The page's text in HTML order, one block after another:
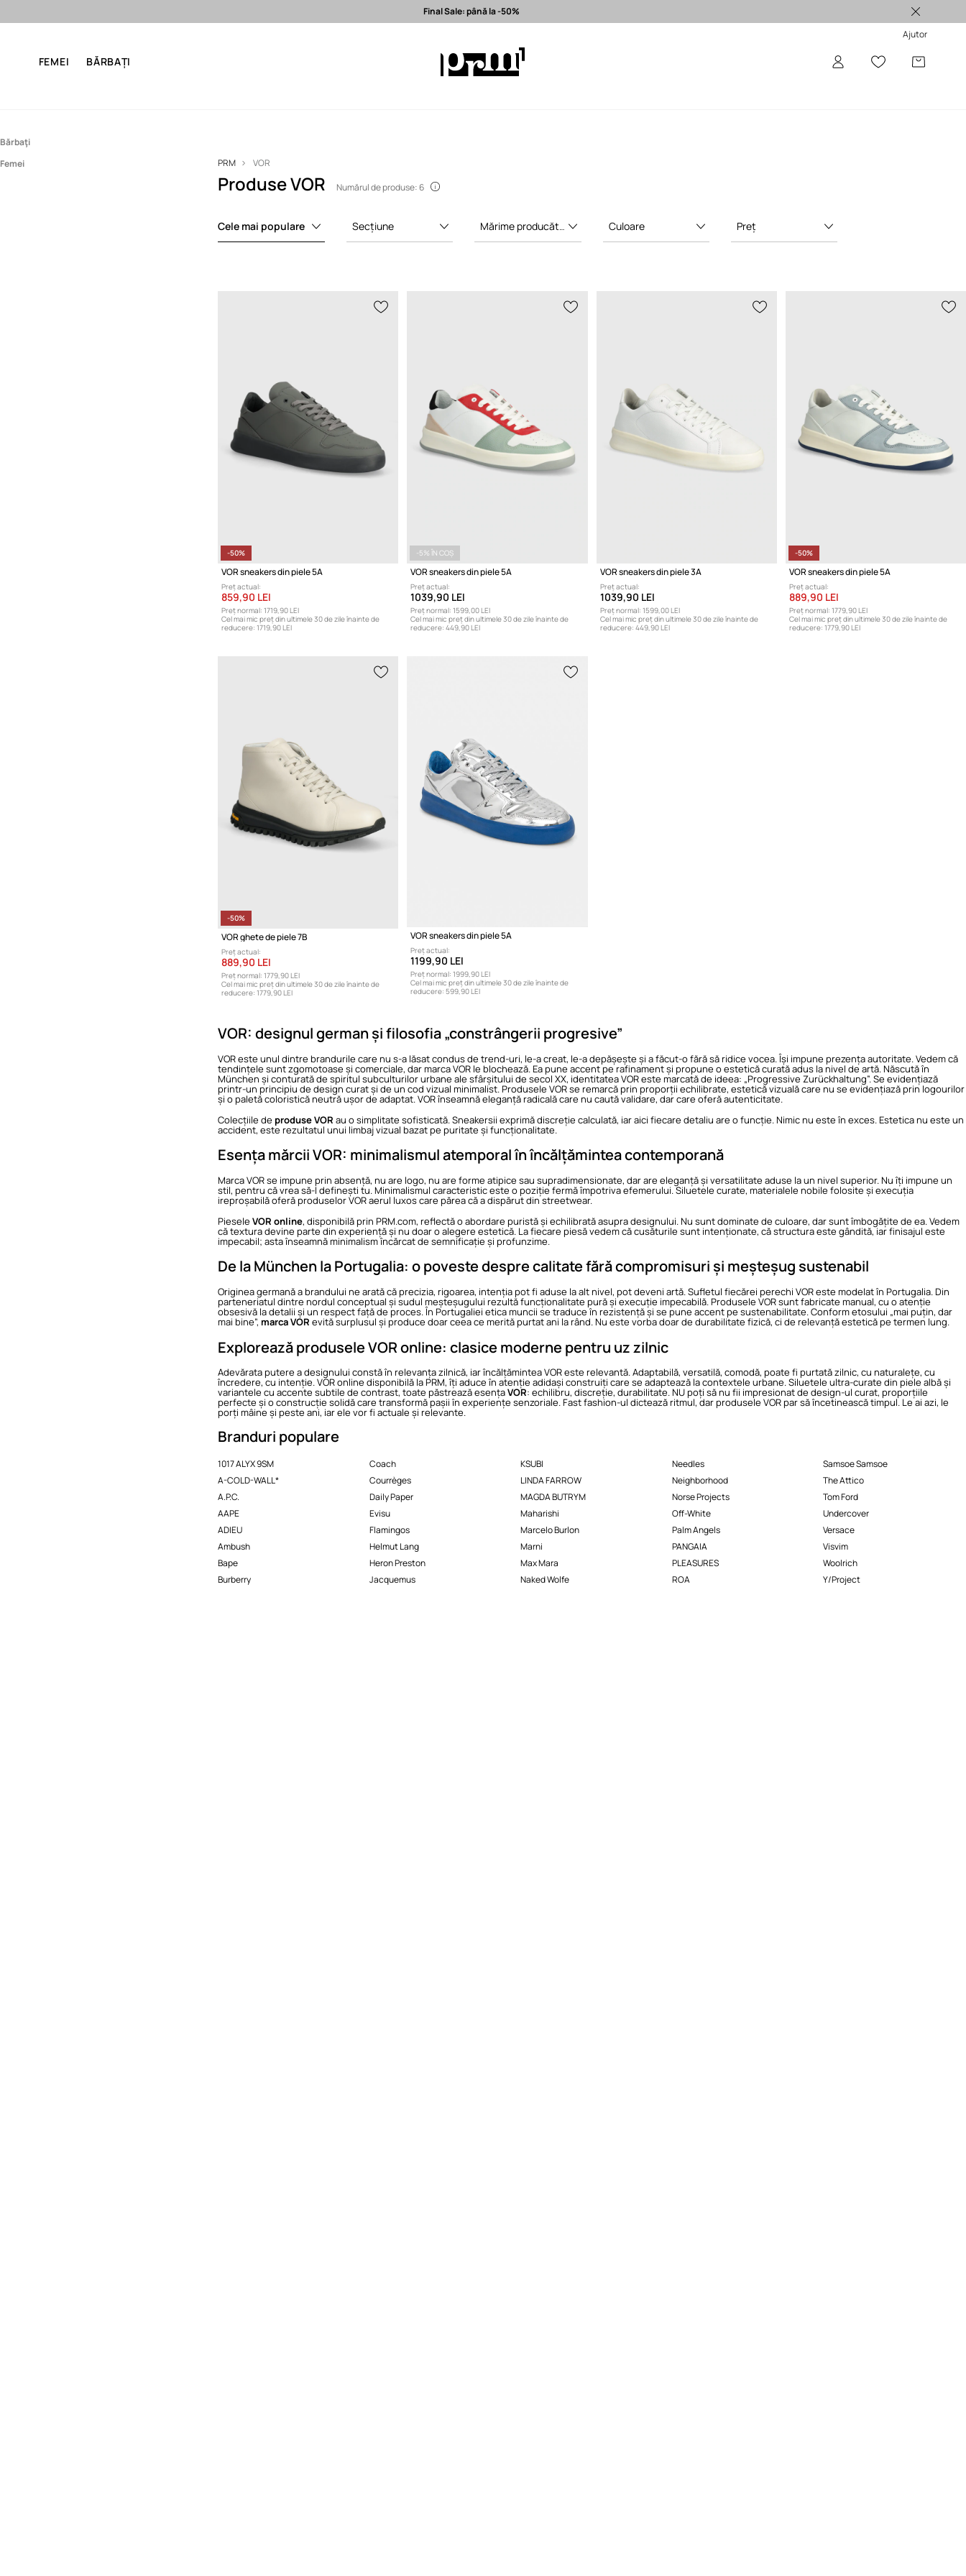
Expediere în 24h > Branduri premium selectate >
Final Sale: până la -50%
Ajutor
FEMEI BĂRBAȚI
Bărbaţi
Încălțăminte
Femei
PRM VOR
Produse VOR Numărul de produse: 6
Cele mai populare Secțiune Mărime producător Culoare Preț
-50%
VOR sneakers din piele 5A
Preț actual:
859,90 LEI
Preț normal: 1719,90 LEI
Cel mai mic preț din ultimele 30 de zile înainte de
reducere: 1719,90 LEI
-5% ÎN COȘ
VOR sneakers din piele 5A
Preț actual:
1039,90 LEI
Preț normal: 1599,00 LEI
Cel mai mic preț din ultimele 30 de zile înainte de
reducere: 449,90 LEI
VOR sneakers din piele 3A
Preț actual:
1039,90 LEI
Preț normal: 1599,00 LEI
Cel mai mic preț din ultimele 30 de zile înainte de
reducere: 449,90 LEI
-50%
VOR sneakers din piele 5A
Preț actual:
889,90 LEI
Preț normal: 1779,90 LEI
Cel mai mic preț din ultimele 30 de zile înainte de
reducere: 1779,90 LEI
-50%
VOR ghete de piele 7B
Preț actual:
889,90 LEI
Preț normal: 1779,90 LEI
Cel mai mic preț din ultimele 30 de zile înainte de
reducere: 1779,90 LEI
VOR sneakers din piele 5A
Preț actual:
1199,90 LEI
Preț normal: 1999,90 LEI
Cel mai mic preț din ultimele 30 de zile înainte de
reducere: 599,90 LEI
VOR: designul german și filosofia „constrângerii progresive”
VOR este unul dintre brandurile care nu s-a lăsat condus de trend-uri, le-a creat, le-a depășește și a făcut-o fără să ridice vocea. Își impune prezența autoritate. Vedem că
tendințele sunt zgomotoase și comerciale, dar marca VOR le blochează. Ea pune accent pe rafinament și propune o estetică curată adus la nivel de artă. Născută în
München și conturată de spiritul subculturilor urbane ale sfârșitului de secol XX, identitatea VOR este marcată de ideea: „Progressive Zurückhaltung”. Se evidențiază
printr-un principiu de design curat și de un cod vizual minimalist. Produsele VOR se remarcă prin proporții echilibrate, estetică vizuală care nu se evidențiază prin logourilor
și o paletă coloristică neutră ușor de adaptat. VOR înseamnă eleganță radicală care nu caută validare, dar care oferă autenticitate.
Colecțiile deproduse VOR au o simplitate sofisticată. Sneakersii exprimă discreție calculată, iar aici fiecare detaliu are o funcție. Nimic nu este în exces. Estetica nu este un
accident, este rezultatul unui limbaj vizual bazat pe puritate și funcționalitate.
Esența mărcii VOR: minimalismul atemporal în încălțămintea contemporană
Marca VOR se impune prin absență, nu are logo, nu are forme atipice sau supradimensionate, dar are eleganță și versatilitate aduse la un nivel superior. Nu îți impune un
stil, pentru că vrea să-l definești tu. Minimalismul caracteristic este o poziție fermă împotriva efemerului. Siluetele curate, materialele nobile folosite și execuția
ireproșabilă oferă produselor VOR aerul luxos care părea că a dispărut din streetwear.
PieseleVOR online, disponibilă prin PRM.com, reflectă o abordare puristă și echilibrată asupra designului. Nu sunt dominate de culoare, dar sunt îmbogățite de ea. Vedem
că textura devine parte din experiență și nu doar o alegere estetică. La fiecare piesă vedem că cusăturile sunt intenționate, că structura este gândită, iar finisajul este
impecabil; asta înseamnă minimalism încărcat de semnificație și profunzime.
De la München la Portugalia: o poveste despre calitate fără compromisuri și meșteșug sustenabil
Originea germană a brandului ne arată că precizia, rigoarea, intenția pot fi aduse la alt nivel, pot deveni artă. Sufletul fiecărei perechi VOR este modelat în Portugalia. Din
parteneriatul dintre nordul conceptual și sudul meșteșugului rezultă funcționalitate pură și execuție impecabilă. Produsele VOR sunt fabricate manual, cu o atenție
obsesivă la detalii și un respect față de proces. În Portugaliei etica muncii se traduce în rezistență și se pune accent pe sustenabilitate. Conform etosului „mai puțin, dar
mai bine”,marca VOR evită surplusul și produce doar ceea ce merită purtat ani la rând. Nu este vorba doar de durabilitate fizică, ci de relevanță estetică pe termen lung.
Explorează produsele VOR online: clasice moderne pentru uz zilnic
Adevărata putere a designului constă în relevanța zilnică, iar încălțămintea VOR este relevantă. Adaptabilă, versatilă, comodă, poate fi purtată zilnic, cu naturalețe, cu
încredere, cu intenție. VOR online disponibilă la PRM, îți aduce în atenție adidași construiți care se adaptează la contextele urbane. Siluetele ultra-curate din piele albă și
variantele cu accente subtile de contrast, toate păstrează esențaVOR: echilibru, discreție, durabilitate. NU poți să nu fii impresionat de design-ul curat, proporțiile
perfecte și o construcție solidă care transformă pașii în experiențe senzoriale. Fast fashion-ul dictează ritmul, dar produsele VOR par să încetinească timpul. Le ai azi, le
porți mâine și peste ani, iar ele vor fi actuale și relevante.
Branduri populare
1017 ALYX 9SM
A-COLD-WALL*
A.P.C.
AAPE
ADIEU
Ambush
Bape
Burberry
Coach
Courrèges
Daily Paper
Evisu
Flamingos
Helmut Lang
Heron Preston
Jacquemus
KSUBI
LINDA FARROW
MAGDA BUTRYM
Maharishi
Marcelo Burlon
Marni
Max Mara
Naked Wolfe
Needles
Neighborhood
Norse Projects
Off-White
Palm Angels
PANGAIA
PLEASURES
ROA
Samsoe Samsoe
The Attico
Tom Ford
Undercover
Versace
Visvim
Woolrich
Y/Project